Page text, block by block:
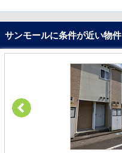
サンモールに条件が近い物件